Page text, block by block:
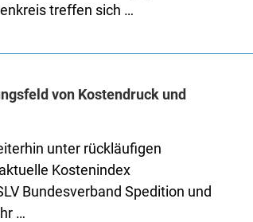
treffen sich …
von Kostendruck und
unter rückläufigen
Kostenindex
Bundesverband Spedition und
…